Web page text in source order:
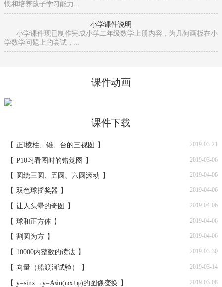
惯和培养孩子学习能力...
小学课件说明
小学课件现已制作完成小学二年级数学上册内容，为几何画板在小
学数学问题上的尝试，...
课件动画
课件下载
2019-03-21
【 正l棱柱、锥、台的三视图 】
2019-03-06
【 P10习看图时的错觉图 】
2019-04-06
【 圆绕三圆、五圆、六圆滚动 】
2019-04-06
【 双色球摇奖器 】
2019-04-06
【 让人头晕的奇图 】
2019-04-06
【 球和正方体 】
2019-04-06
【 割圆为方 】
2019-03-30
【 10000内整数的读法 】
2019-03-14
【 向量（船渡河试验） 】
2019-03-08
【 y=sinx→y=Asin(ωx+φ)的图像变换 】